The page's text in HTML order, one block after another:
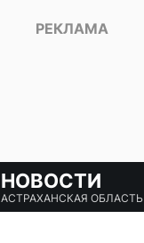
НОВОСТИ
АСТРАХАНСКАЯ ОБЛАСТЬ